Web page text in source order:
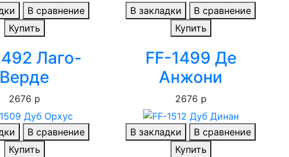
В сравнение
Купить
Лаго-
Верде
2676 р
В закладки
В сравнение
Купить
FF-1499 Де
Анжони
2676 р
В сравнение
Купить
В закладки
В сравнение
Купить